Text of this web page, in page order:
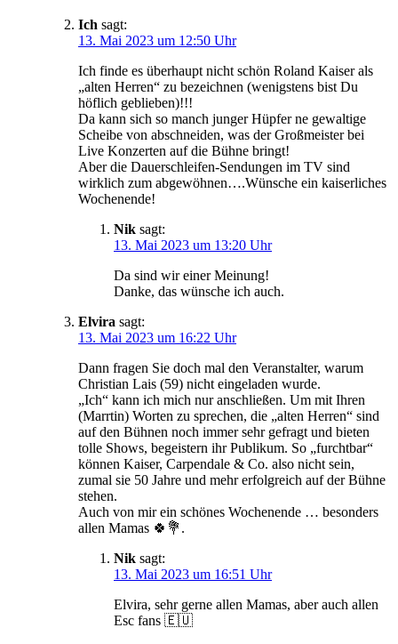
Ich sagt:
13. Mai 2023 um 12:50 Uhr
Ich finde es überhaupt nicht schön Roland Kaiser als
„alten Herren“ zu bezeichnen (wenigstens bist Du
höflich geblieben)!!!
Da kann sich so manch junger Hüpfer ne gewaltige
Scheibe von abschneiden, was der Großmeister bei
Live Konzerten auf die Bühne bringt!
Aber die Dauerschleifen-Sendungen im TV sind
wirklich zum abgewöhnen….Wünsche ein kaiserliches
Wochenende!
Nik sagt:
13. Mai 2023 um 13:20 Uhr
Da sind wir einer Meinung!
Danke, das wünsche ich auch.
Elvira sagt:
13. Mai 2023 um 16:22 Uhr
Dann fragen Sie doch mal den Veranstalter, warum
Christian Lais (59) nicht eingeladen wurde.
„Ich“ kann ich mich nur anschließen. Um mit Ihren
(Marrtin) Worten zu sprechen, die „alten Herren“ sind
auf den Bühnen noch immer sehr gefragt und bieten
tolle Shows, begeistern ihr Publikum. So „furchtbar“
können Kaiser, Carpendale & Co. also nicht sein,
zumal sie 50 Jahre und mehr erfolgreich auf der Bühne
stehen.
Auch von mir ein schönes Wochenende … besonders
allen Mamas 🍀💐.
Nik sagt:
13. Mai 2023 um 16:51 Uhr
Elvira, sehr gerne allen Mamas, aber auch allen
Esc fans 🇪🇺